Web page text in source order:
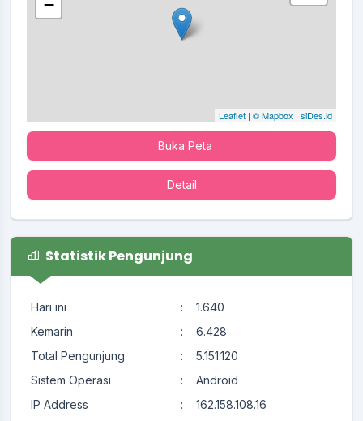
−
Leaflet | © Mapbox | siDes.id
Buka Peta
Detail
Statistik Pengunjung
Hari ini :
1.640
Kemarin
:
6.428
Total Pengunjung
:
5.151.120
Sistem Operasi
:
Android
IP Address
:
162.158.108.16